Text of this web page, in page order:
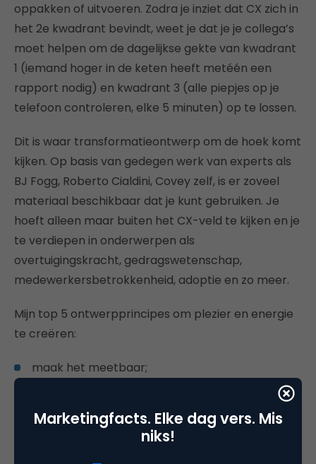
oppakken of uitvoeren. Zodra je inziet dat CX zich in
het 2e kwadrant bevindt, weet je dat je je collega’s
moet helpen om de dagelijkse gekte van kwadrant
1 (iemand hoger in de keten heeft metéén een
rapport nodig) en kwadrant 3 (alle piepjes op je
telefoon controleren, elke 5 minuten) op te lossen.
Dit is waar transformatieontwerp om de hoek komt
kijken. Op basis van gedegen werk van experts als
BJ Fogg, Roberto Cialdini, Covey zelf, is er zoveel
materiaal beschikbaar dat je kunt gebruiken. Je
hoeft alleen maar buiten het CX-veld te kijken en je
te verdiepen in onderwerpen als
overtuigingskracht, gedragswetenschap,
medewerkersbetrokkenheid, adoptie en zo meer.
Mijn top 5 ontwerpprincipes om plezier en energie
te creëren:
maak het meetbaar;
maak het pragmatisch;
maak het onderdeel van de dagelijkse routine.
Marketingfacts. Elke dag vers. Mis
niks!